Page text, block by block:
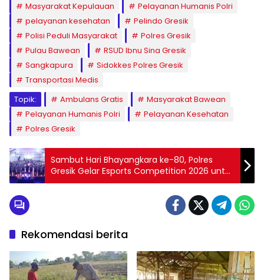
Masyarakat Kepulauan
Pelayanan Humanis Polri
pelayanan kesehatan
Pelindo Gresik
Polisi Peduli Masyarakat
Polres Gresik
Pulau Bawean
RSUD Ibnu Sina Gresik
Sangkapura
Sidokkes Polres Gresik
Transportasi Medis
Topik:
Ambulans Gratis
Masyarakat Bawean
Pelayanan Humanis Polri
Pelayanan Kesehatan
Polres Gresik
Sambut Hari Bhayangkara ke-80, Polres
Gresik Gelar Esports Competition 2026 untuk
Cetak Atlet Digital Berprestasi
Rekomendasi berita